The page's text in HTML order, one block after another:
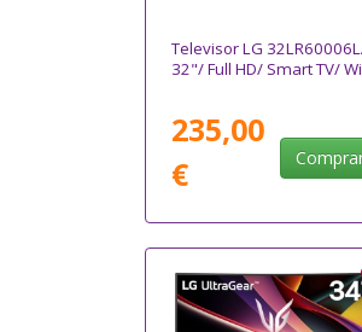
Televisor LG
32"/ Full HD/ Smart TV/
235,00
€